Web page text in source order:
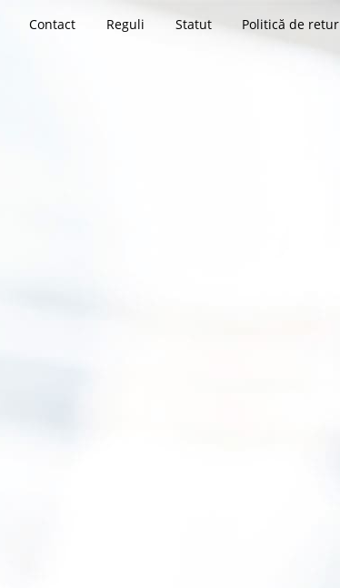
Contact Reguli Statut Politică de retur